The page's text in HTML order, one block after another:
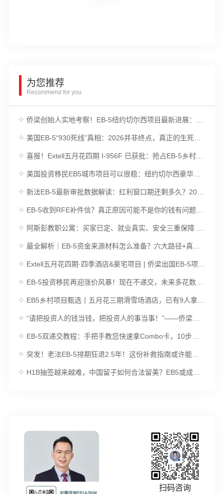
为您推荐
Recommend for you
侨梁创始人实地考察！EB-5纽约切尔西项目最新进展：项目施工接近封顶，I-956F已获批
美国EB-5“930死线”真相：2026并非终点，真正的生死线在2027
喜报！Extell五月花四期 I-956F 已获批：抢占EB-5乡村项目 FIFO 优先审理快车道
美国投资移民EB5城市项目可以很稳：纽约切尔西豪华公寓项目 六重安全结构解析
新法EB-5最新审批数据解读：红利窗口期还剩多久？2025财年签证配额分析 | 侨梁出国
EB-5收到RFE补件信？真正原因可能不是你的钱有问题！| 侨梁出国
阿斯彭教职公寓：买家已定、就业真实、安全三重保障 | 侨梁优选EB-5乡村项目
最全解析｜EB-5资金来源材料怎么准备？六大路径+真实案例告诉你答案 | 侨梁出国
Extell五月花四期·四季酒店&豪宅项目 | 侨梁出国EB-5项目优选
EB-5投资移民再迎涨价风暴！现在不递交，未来多花数万美元！
EB5乡村项目甄选丨五月花三期滑雪场酒店，已有9人拿到绿卡！
“请把投资人的钱当钱，把投资人的事当事！”——侨梁创始人受邀参加EB5行业暨全球移民博览会接受采访时发出呼吁！
EB-5双递交教程：手把手教您快速拿Combo卡，10步轻松搞定美国绿卡！
突发！老法EB-5排期狂退2.5年！这份补救指南或许能救你的绿卡！
H1B抽签越来越难，中国留子如何合法留美？EB5或成最佳选择
扫码咨询